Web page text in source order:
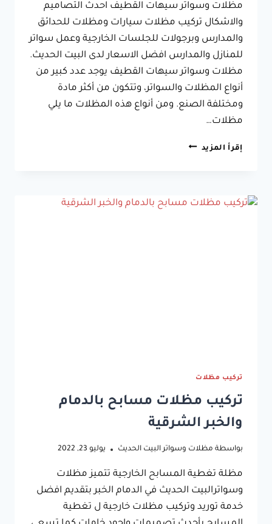
مظلات وسواتر سيهات القطيف احدث التصاميم
والاشكال تركيب مظلات سيارات ومظلات للحدائق
والمدارس وبرجولات للجلسات الخارجية وعمل سواتر
للمنازل والمدارس افضل الاسعار لدى البيت الحديث.
مظلات وسواتر سيهات القطيف يوجد عدد كبير من
أنواع المظلات والسواتر، وتتكون من أكثر مادة
ومختلفة الصنع. ومن أنواع هذه المظلات ما يلي
مظلات…
إقرأ المزيد تركيب
0533038309
تركيب مظلات
تركيب مظلات مسابح بالدمام
والخبر الشرقية
بواسطة مظلات وسواتر البيت الحديث يوليو 23, 2022
مظلة تغطية المسابح الخارجية تتميز مظلات
وسواترالبيت الحديث في الدمام الخبر بتقديم افضل
خدمة توريد وتركيب مظلات خارجية ل تغطية